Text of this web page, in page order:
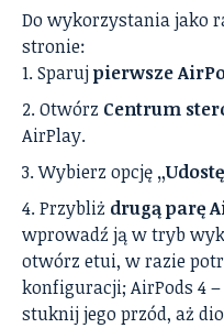
Do wykorzystania jako
stronie:
Sparujpierwsze
Otwórz Centrum
AirPlay.
Wybierz opcję
Przybliż drugą parę
wprowadź ją w tryb
otwórz etui, w razie
konfiguracji; AirPods 4
stuknij jego przód, aż